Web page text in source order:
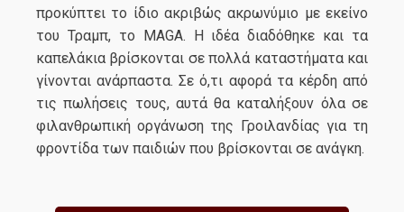
προκύπτει το ίδιο ακριβώς ακρωνύμιο με εκείνο
του Τραμπ, το MAGA. Η ιδέα διαδόθηκε και τα
καπελάκια βρίσκονται σε πολλά καταστήματα και
γίνονται ανάρπαστα. Σε ό,τι αφορά τα κέρδη από
τις πωλήσεις τους, αυτά θα καταλήξουν όλα σε
φιλανθρωπική οργάνωση της Γροιλανδίας για τη
φροντίδα των παιδιών που βρίσκονται σε ανάγκη.